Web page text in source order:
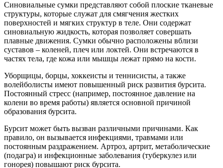
Синовиальные сумки представляют собой плоские тканевые
структуры, которые служат для смягчения жестких
поверхностей и мягких структур в теле. Они содержат
синовиальную жидкость, которая позволяет совершать
плавные движения. Сумки обычно расположены вблизи
суставов – коленей, плеч или локтей. Они встречаются в
частях тела, где кожа или мышцы лежат прямо на кости.
Уборщицы, борцы, хоккеисты и теннисисты, а также
волейболисты имеют повышенный риск развития бурсита.
Постоянный стресс (например, постоянное давление на
колени во время работы) является основной причиной
образования бурсита.
Бурсит может быть вызван различными причинами. Как
правило, он вызывается инфекциями, травмами или
постоянным раздражением. Артроз, артрит, метаболические
(подагра) и инфекционные заболевания (туберкулез или
гонорея) повышают риск бурсита.